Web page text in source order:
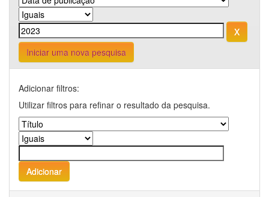
Iniciar uma nova pesquisa
Adicionar filtros:
Utilizar filtros para refinar o resultado da pesquisa.